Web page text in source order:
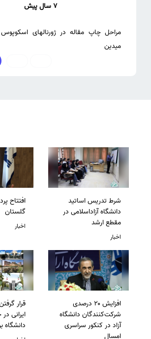
7 سال پیش
مراحل چاپ مقاله در ژورنالهای
میدین
شرط تدریس اساتید
دانشگاه آزاداسلامی در
مقطع ارشد
اخبار
افتتاح
گلستان
اخبار
افزایش ۲۰ درصدی
شرکت‌کنندگان دانشگاه
آزاد در کنکور سراسری
امسال
دانشگاه